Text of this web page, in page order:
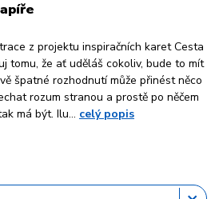
z projektu inspiračních karet Cesta
tomu, že ať uděláš cokoliv, bude to mít
špatné rozhodnutí může přinést něco
rozum stranou a prostě po něčem
má být. Ilu... celý popis